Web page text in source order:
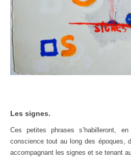
Les signes.
Ces petites phrases s’habilleront,
conscience tout au long des époques,
accompagnant les signes et se tenant